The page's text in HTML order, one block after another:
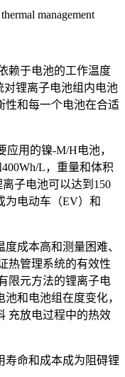
management
赖于电池的工作温度
对锂离子电池组内电池
性和每一个电池在合适
用的镍-M/H电池，
L，重量和体积
子电池可以达到150
为电动车（EV）和
成本高和测量困难、
热管理系统的有效性
限元方法的锂离子电
和电池组在度变化，
充放电过程中的热效
寿命和成本成为阻碍锂